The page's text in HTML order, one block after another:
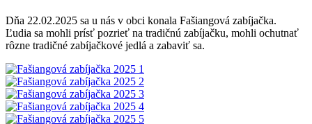
Dňa 22.02.2025 sa u nás v obci konala Fašiangová zabíjačka.
Ľudia sa mohli prísť pozrieť na tradičnú zabíjačku, mohli ochutnať
rôzne tradičné zabíjačkové jedlá a zabaviť sa.